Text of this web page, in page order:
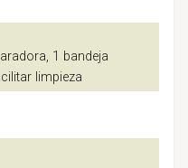
1 bandeja
limpieza